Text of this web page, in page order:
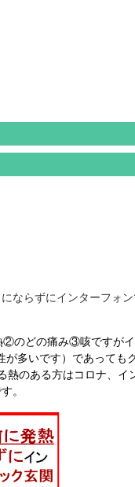
ならずにインターフォン
のどの痛み③咳ですが
多いです）であっても
のある方はコロナ、イ
。